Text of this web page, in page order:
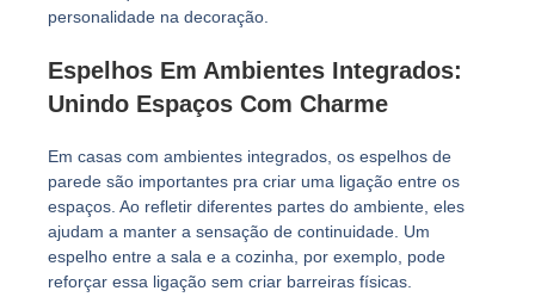
personalidade na decoração.
Espelhos Em Ambientes Integrados:
Unindo Espaços Com Charme
Em casas com ambientes integrados, os espelhos de
parede são importantes pra criar uma ligação entre os
espaços. Ao refletir diferentes partes do ambiente, eles
ajudam a manter a sensação de continuidade. Um
espelho entre a sala e a cozinha, por exemplo, pode
reforçar essa ligação sem criar barreiras físicas.